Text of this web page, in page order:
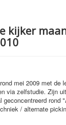
kijker
mei 2009 met de
via zelfstudie. Zijn
geconcentreerd rond
/ alternate